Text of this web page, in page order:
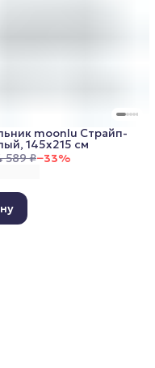
589 ₽−33%
moonlu Cтрайп-
145x215 см